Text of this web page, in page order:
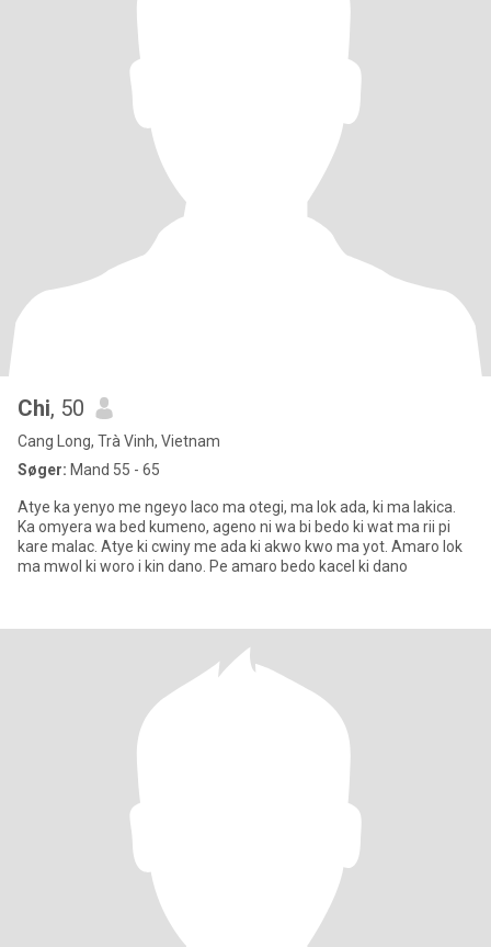
Chi, 50
Cang Long, Trà Vinh, Vietnam
Søger: Mand 55 - 65
Atye ka yenyo me ngeyo laco ma otegi, ma lok ada, ki ma lakica.
Ka omyera wa bed kumeno, ageno ni wa bi bedo ki wat ma rii pi
kare malac. Atye ki cwiny me ada ki akwo kwo ma yot. Amaro lok
ma mwol ki woro i kin dano. Pe amaro bedo kacel ki dano